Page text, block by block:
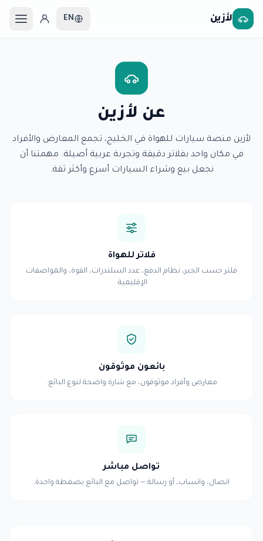
لأزين EN
عن لأزين
لأزين منصة سيارات للهواة في الخليج، تجمع المعارض والأفراد
في مكان واحد بفلاتر دقيقة وتجربة عربية أصيلة. مهمتنا أن
نجعل بيع وشراء السيارات أسرع وأكثر ثقة.
فلاتر للهواة
فلتر حسب الجير، نظام الدفع، عدد السلندرات، القوة، والمواصفات
الإقليمية.
بائعون موثوقون
معارض وأفراد موثوقون، مع شارة واضحة لنوع البائع.
تواصل مباشر
اتصال، واتساب، أو رسالة — تواصل مع البائع بضغطة واحدة.